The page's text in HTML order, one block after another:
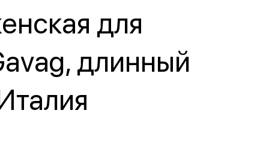
для
длинный